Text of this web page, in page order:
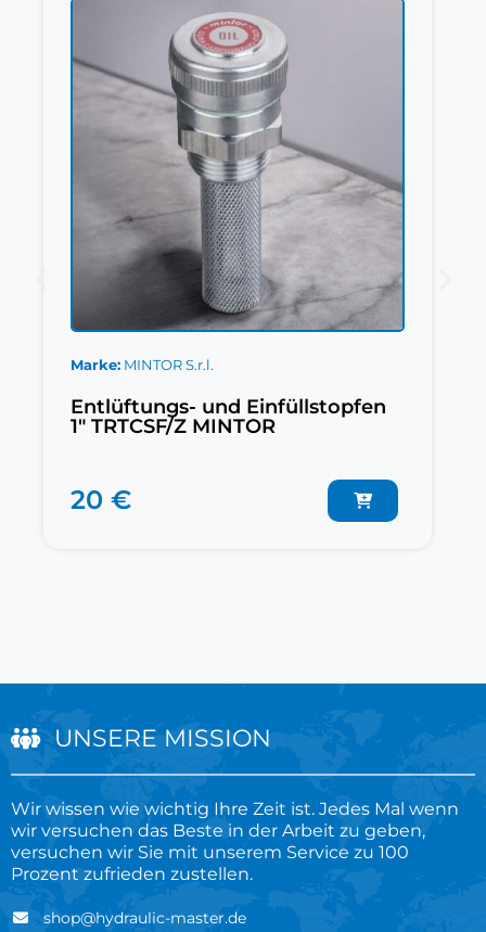
Marke MINTOR S.r.l.
Entlüftungs- und Einfüllstopfen
1" TRTCSF/Z MINTOR
20 €
UNSERE MISSION
Wir wissen wie wichtig Ihre Zeit ist. Jedes Mal wenn
wir versuchen das Beste in der Arbeit zu geben,
versuchen wir Sie mit unserem Service zu 100
Prozent zufrieden zustellen.
shop@hydraulic-master.de